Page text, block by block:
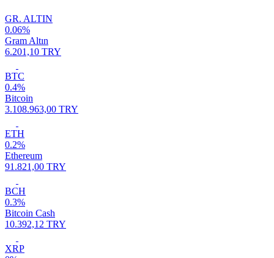
GR. ALTIN
0.06%
Gram Altın
6.201,10 TRY
BTC
0.4%
Bitcoin
3.108.963,00 TRY
ETH
0.2%
Ethereum
91.821,00 TRY
BCH
0.3%
Bitcoin Cash
10.392,12 TRY
XRP